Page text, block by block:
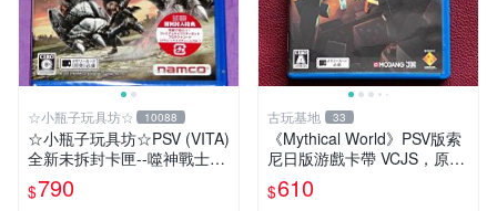
☆小瓶子玩具坊☆ 10088
☆小瓶子玩具坊☆PSV (VITA)
全新未拆封卡匣--噬神戰士2
《噬神者2》(日版)
$790
古玩基地 33
《Mythical World》PSV版索
尼日版游戲卡帶 VCJS，原裝
進口帶全盒說明書，支持主機
運行。Mythical World PSV
$610